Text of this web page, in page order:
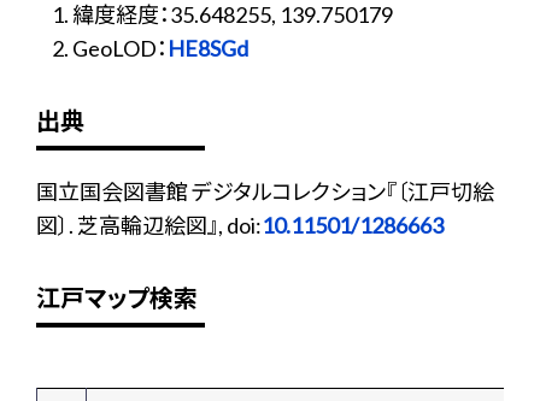
緯度経度：35.648255, 139.750179
GeoLOD： HE8SGd
出典
国立国会図書館 デジタルコレクション『〔江戸切絵
図〕. 芝高輪辺絵図』, doi:10.11501/1286663
江戸マップ検索